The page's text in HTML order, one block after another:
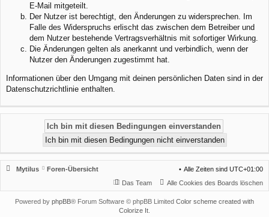
E-Mail mitgeteilt.
Der Nutzer ist berechtigt, den Änderungen zu widersprechen. Im
Falle des Widerspruchs erlischt das zwischen dem Betreiber und
dem Nutzer bestehende Vertragsverhältnis mit sofortiger Wirkung.
Die Änderungen gelten als anerkannt und verbindlich, wenn der
Nutzer den Änderungen zugestimmt hat.
Informationen über den Umgang mit deinen persönlichen Daten sind in der
Datenschutzrichtlinie enthalten.
Mytilus Foren-Übersicht Alle Zeiten sind UTC+01:00
Alle Cookies des Boards löschen
Das Team
Powered by phpBB® Forum Software © phpBB Limited Color scheme created with
Colorize It